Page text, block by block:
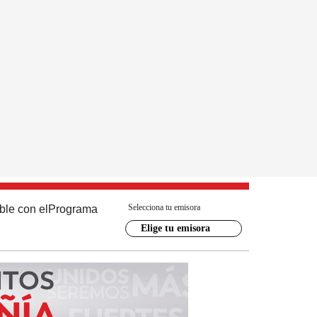
con el Programa Selecciona tu emisora
Elige tu emisora